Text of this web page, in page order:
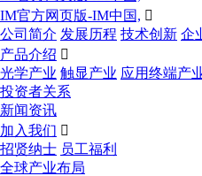
IM官方网页版-IM中国, 
公司简介 发展历程 技术创新 企
产品介绍 
光学产业 触显产业 应用终端产
投资者关系
新闻资讯
加入我们 
招贤纳士 员工福利
全球产业布局